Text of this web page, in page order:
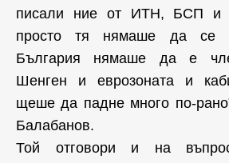
писали ние от ИТН, БСП и
просто тя нямаше да се
България нямаше да е
Шенген и еврозоната и
щеше да падне много по-
Балабанов.
Той отговори и на